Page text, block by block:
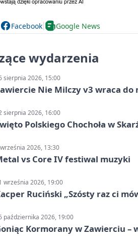
Facebook Google News
wydarzenia
sierpnia 2026, 15:00
Nie Milczy v3 wraca do
sierpnia 2026, 16:00
Polskiego Chochoła w
2026, 13:30
vs Core IV festiwal muzyki
września 2026, 19:00
Ruciński „Szósty raz ci
października 2026, 19:00
Kormorany w Zawierciu